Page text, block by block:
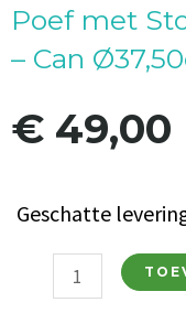
Poef met
– Can
€ 49,00
Geschatte
met
Stoere
Legerprint